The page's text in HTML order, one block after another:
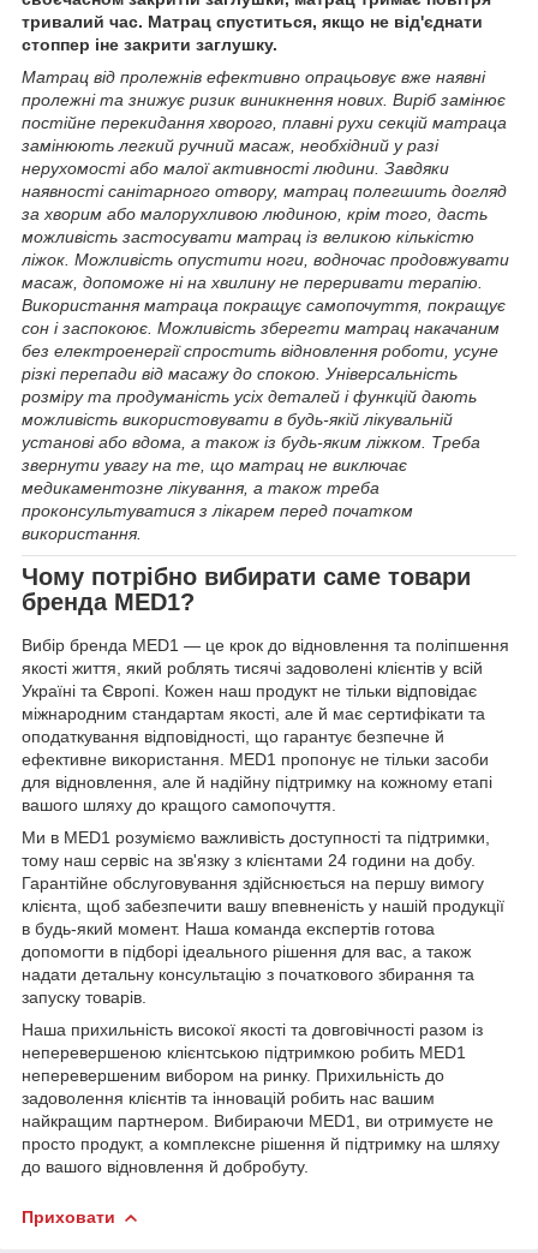
тривалий час. Матрац спуститься, якщо не від'єднати
стоппер іне закрити заглушку.
Матрац від пролежнів ефективно опрацьовує вже наявні
пролежні та знижує ризик виникнення нових. Виріб замінює
постійне перекидання хворого, плавні рухи секцій матраца
замінюють легкий ручний масаж, необхідний у разі
нерухомості або малої активності людини. Завдяки
наявності санітарного отвору, матрац полегшить догляд
за хворим або малорухливою людиною, крім того, дасть
можливість застосувати матрац із великою кількістю
ліжок. Можливість опустити ноги, водночас продовжувати
масаж, допоможе ні на хвилину не переривати терапію.
Використання матраца покращує самопочуття, покращує
сон і заспокоює. Можливість зберегти матрац накачаним
без електроенергії спростить відновлення роботи, усуне
різкі перепади від масажу до спокою. Універсальність
розміру та продуманість усіх деталей і функцій дають
можливість використовувати в будь-якій лікувальній
установі або вдома, а також із будь-яким ліжком. Треба
звернути увагу на те, що матрац не виключає
медикаментозне лікування, а також треба
проконсультуватися з лікарем перед початком
використання.
Чому потрібно вибирати саме товари
бренда MED1?
Вибір бренда MED1 — це крок до відновлення та поліпшення
якості життя, який роблять тисячі задоволені клієнтів у всій
Україні та Європі. Кожен наш продукт не тільки відповідає
міжнародним стандартам якості, але й має сертифікати та
оподаткування відповідності, що гарантує безпечне й
ефективне використання. MED1 пропонує не тільки засоби
для відновлення, але й надійну підтримку на кожному етапі
вашого шляху до кращого самопочуття.
Ми в MED1 розуміємо важливість доступності та підтримки,
тому наш сервіс на зв'язку з клієнтами 24 години на добу.
Гарантійне обслуговування здійснюється на першу вимогу
клієнта, щоб забезпечити вашу впевненість у нашій продукції
в будь-який момент. Наша команда експертів готова
допомогти в підборі ідеального рішення для вас, а також
надати детальну консультацію з початкового збирання та
запуску товарів.
Наша прихильність високої якості та довговічності разом із
неперевершеною клієнтською підтримкою робить MED1
неперевершеним вибором на ринку. Прихильність до
задоволення клієнтів та інновацій робить нас вашим
найкращим партнером. Вибираючи MED1, ви отримуєте не
просто продукт, а комплексне рішення й підтримку на шляху
до вашого відновлення й добробуту.
Приховати